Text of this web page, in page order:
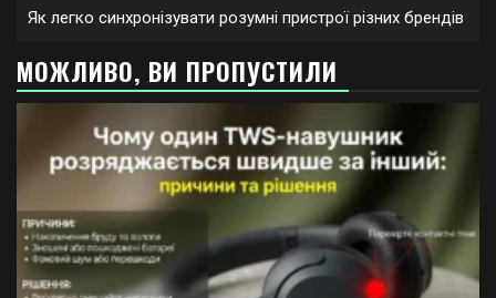
Як легко синхронізувати розумні пристрої різних брендів
МОЖЛИВО, ВИ ПРОПУСТИЛИ